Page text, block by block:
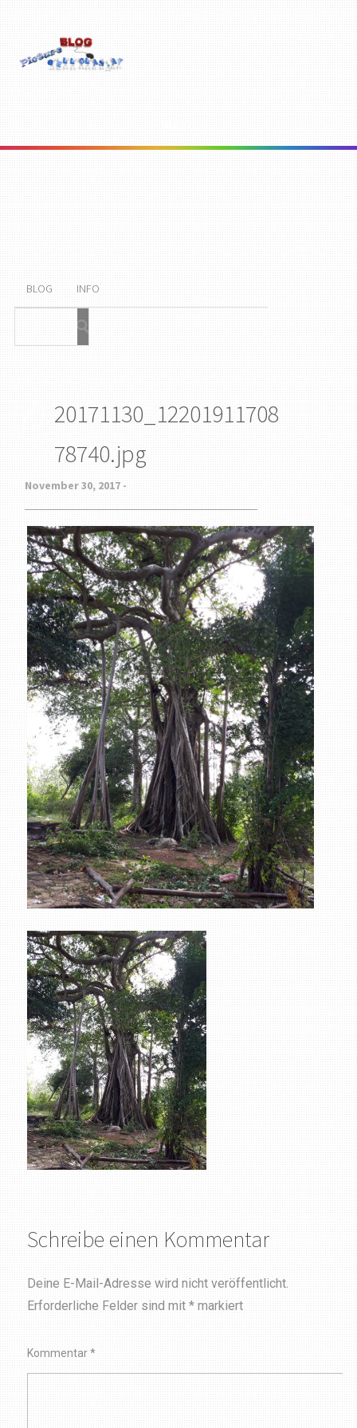
BLOG INFO
20171130_12201911708
78740.jpg
November 30, 2017 -
Schreibe einen Kommentar
Deine E-Mail-Adresse wird nicht veröffentlicht.
Erforderliche Felder sind mit* markiert
Kommentar*